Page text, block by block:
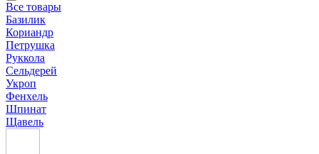
Все товары
Базилик
Кориандр
Петрушка
Руккола
Сельдерей
Укроп
Фенхель
Шпинат
Щавель